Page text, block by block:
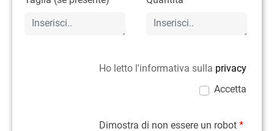
Ho letto l'informativa sulla privacy
Accetta
Dimostra di non essere un robot *